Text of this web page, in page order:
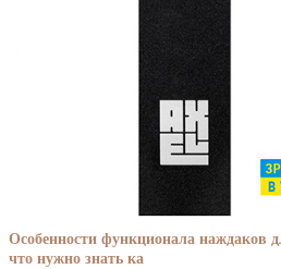
Особенности функционала наждаков
что нужно знать ка